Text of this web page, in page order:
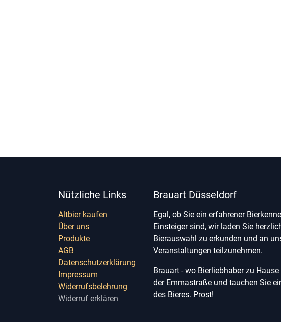
Nützliche Links
Altbier kaufen
Über uns
Produkte
AGB
Datenschutzerklärung
Impressum
Widerrufsbelehrung
Widerruf erklären
Brauart Düsseldorf
Egal, ob Sie ein erfahrener
Einsteiger sind, wir laden Sie
Bierauswahl zu erkunden und an
Veranstaltungen teilzunehmen.
Brauart - wo Bierliebhaber zu
der Emmastraße und tauchen Sie
des Bieres. Prost!